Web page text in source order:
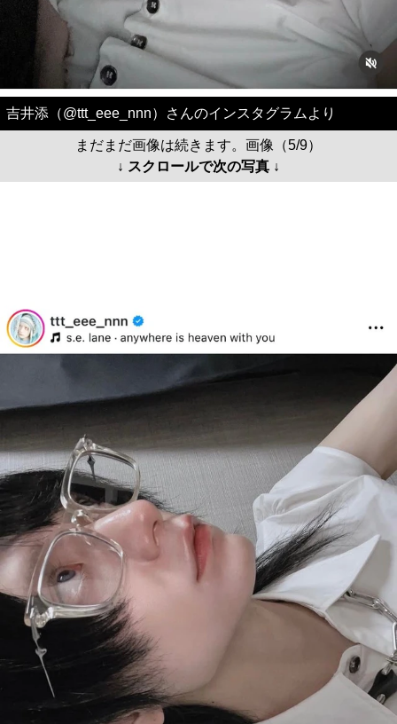
吉井添（@ttt_eee_nnn）さんのインスタグラムより
まだまだ画像は続きます。画像（5/9）
↓ スクロールで次の写真 ↓